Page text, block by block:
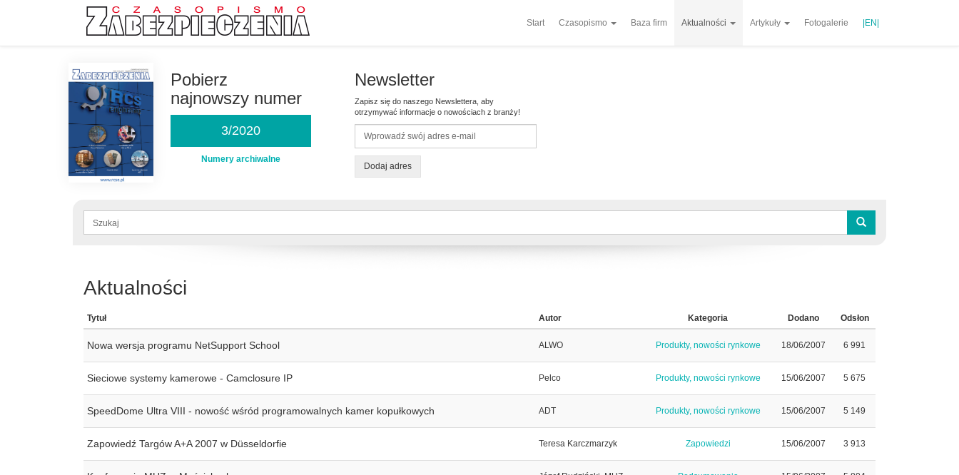
Start Czasopismo Baza firm Aktualności Artykuły Fotogalerie |EN|
Pobierz
najnowszy numer
3/2020
Numery archiwalne
Newsletter
Zapisz się do naszego Newslettera, aby
otrzymywać informacje o nowościach z branży!
Dodaj adres
Formularz
Aktualności
Tytuł Autor Kategoria Dodano Odsłon
Nowa wersja programu NetSupport School ALWO Produkty, nowości rynkowe 18/06/2007 6 991
Sieciowe systemy kamerowe - Camclosure IP Pelco Produkty, nowości rynkowe 15/06/2007 5 675
SpeedDome Ultra VIII - nowość wśród programowalnych kamer kopułkowych ADT Produkty, nowości rynkowe 15/06/2007 5 149
Zapowiedź Targów A+A 2007 w Düsseldorfie Teresa Karczmarzyk Zapowiedzi 15/06/2007 3 913